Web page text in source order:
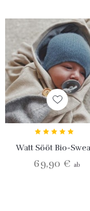
Watt Sööt Bio-
69,90 € ab